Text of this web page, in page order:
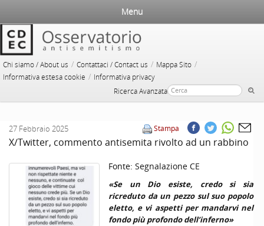
Chi siamo / About us / Contattaci / Contact us / Mappa Sito /
Informativa estesa cookie / Informativa privacy
Ricerca Avanzata
Menu
Stampa
27 Febbraio 2025
X/Twitter, commento antisemita rivolto ad un rabbino
Fonte: Segnalazione CE
«Se un Dio esiste, credo si sia
ricreduto da un pezzo sul suo popolo
eletto, e vi aspetti per mandarvi nel
fondo più profondo dell’inferno»